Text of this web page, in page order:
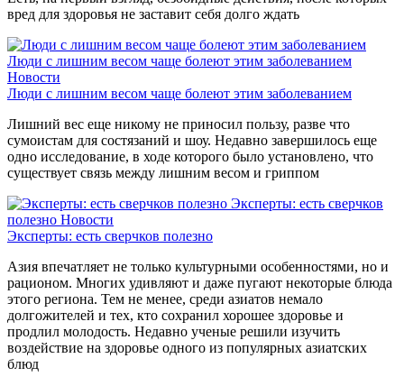
вред для здоровья не заставит себя долго ждать
Люди с лишним весом чаще болеют этим заболеванием
Новости
Люди с лишним весом чаще болеют этим заболеванием
Лишний вес еще никому не приносил пользу, разве что
сумоистам для состязаний и шоу. Недавно завершилось еще
одно исследование, в ходе которого было установлено, что
существует связь между лишним весом и гриппом
Эксперты: есть сверчков
полезно Новости
Эксперты: есть сверчков полезно
Азия впечатляет не только культурными особенностями, но и
рационом. Многих удивляют и даже пугают некоторые блюда
этого региона. Тем не менее, среди азиатов немало
долгожителей и тех, кто сохранил хорошее здоровье и
продлил молодость. Недавно ученые решили изучить
воздействие на здоровье одного из популярных азиатских
блюд